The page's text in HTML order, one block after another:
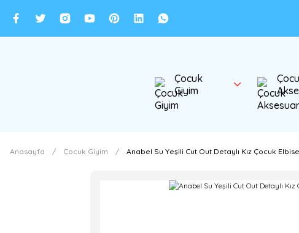
Çocuk
Giyim
Anasayfa Çocuk Giyim Anabel Su Yeşili Cut Out Detaylı Kız Çocuk